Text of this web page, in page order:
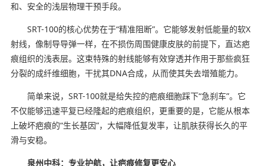
和、安全的浅层物理干预手段。
SRT-100的核心优势在于“精准阻断”。它能够发射低能量的软X
射线，像制导导弹一样，在不损伤周围健康皮肤的前提下，直达疤
痕组织的浅表层。这束特殊的射线能够有效穿透并作用于那些疯狂
分裂的成纤维细胞，干扰其DNA合成，从而使其失去增殖能力。
简单来说，SRT-100就是给失控的疤痕细胞踩下“急刹车”。它
不仅能够迅速平复已经隆起的疤痕组织，更重要的是，它能从根本
上破坏疤痕的“生长基因”，大幅降低复发率，让肌肤获得长久的平
滑与安稳。
泉州中科：专业护航，让疤痕修复更安心